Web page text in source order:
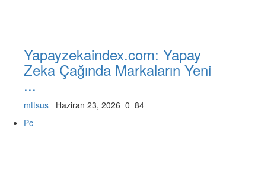
Yapayzekaindex.com: Yapay
Zeka Çağında Markaların Yeni
...
mttsus Haziran 23, 2026 0 84
Pc